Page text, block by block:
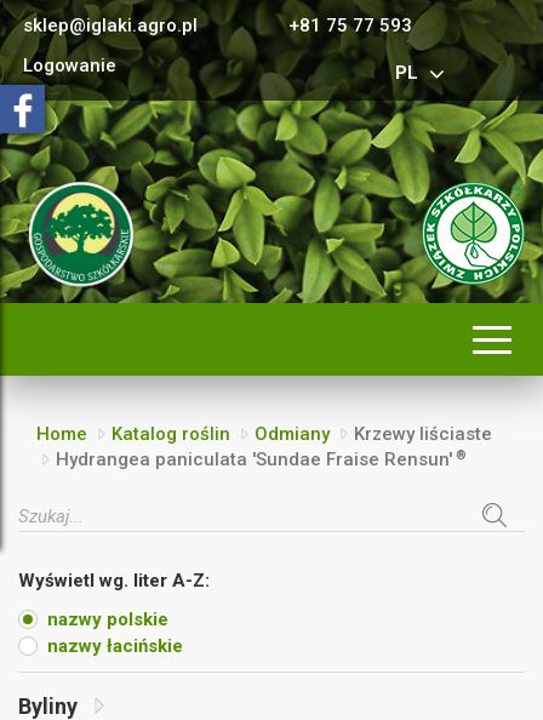
sklep@iglaki.agro.pl
+81 75 77 593
Logowanie
PL
Home Katalog roślin Odmiany
Krzewy liściaste
Hydrangea paniculata 'Sundae Fraise Rensun' ®
Wyświetl wg. liter A-Z:
nazwy polskie
nazwy łacińskie
Byliny